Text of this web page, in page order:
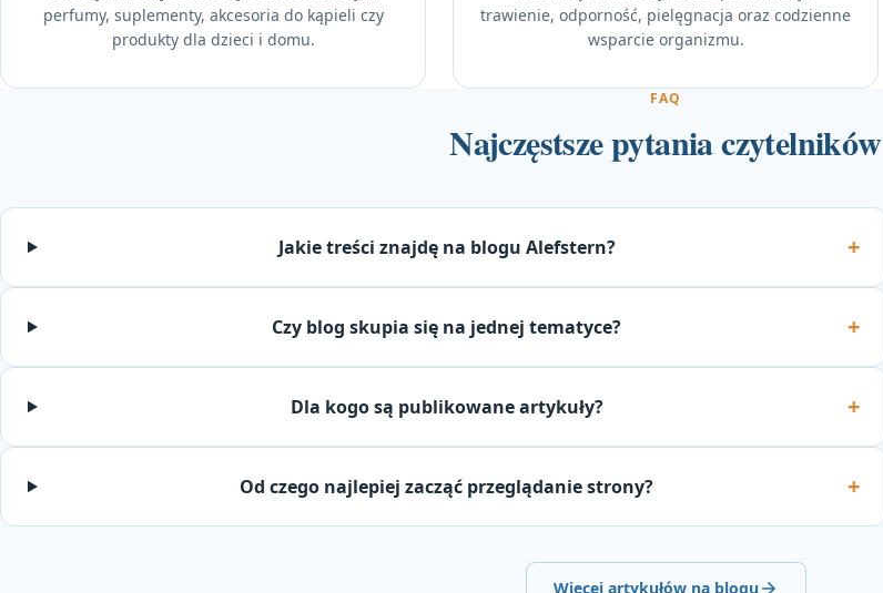
perfumy, suplementy, akcesoria do kąpieli czy
produkty dla dzieci i domu.
trawienie, odporność, pielęgnacja oraz codzienne
wsparcie organizmu.
FAQ
Najczęstsze pytania czytelników
Jakie treści znajdę na blogu Alefstern?
Czy blog skupia się na jednej tematyce?
Dla kogo są publikowane artykuły?
Od czego najlepiej zacząć przeglądanie strony?
Więcej artykułów na blogu